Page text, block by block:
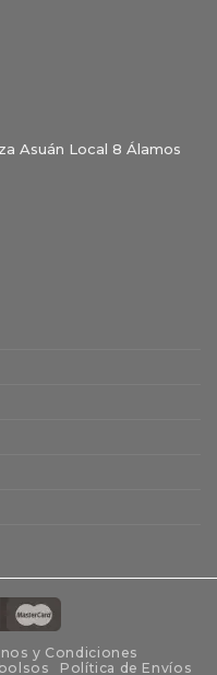
Asuán Local 8 Álamos
y Condiciones
Política de Envíos